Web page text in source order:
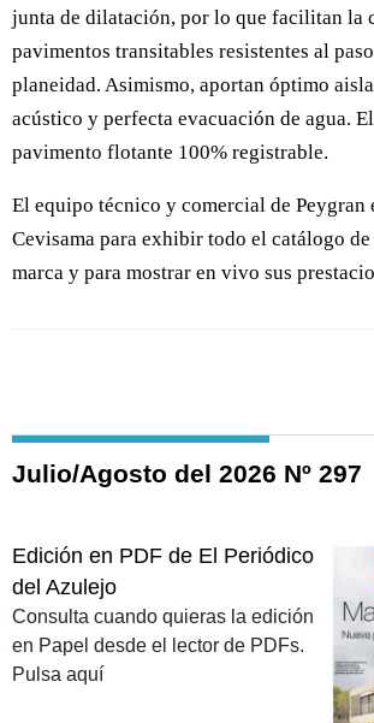
junta de dilatación, por lo que facilitan la
pavimentos transitables resistentes al
planeidad. Asimismo, aportan óptimo
acústico y perfecta evacuación de agua.
pavimento flotante 100% registrable.
El equipo técnico y comercial de Peygran
Cevisama para exhibir todo el catálogo
marca y para mostrar en vivo sus
Julio/Agosto del 2026 Nº 297
Edición en PDF de El Periódico
del Azulejo
Consulta cuando quieras la edición
en Papel desde el lector de PDFs.
Pulsa aquí